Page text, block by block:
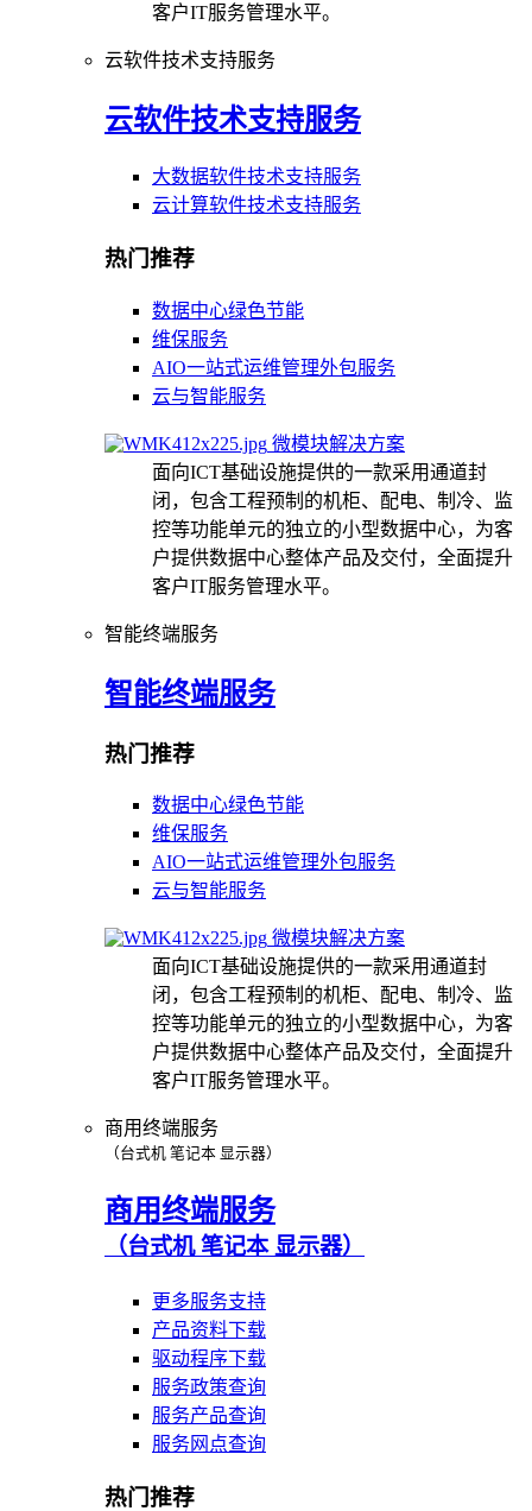
客户IT服务管理水平。
云软件技术支持服务
云软件技术支持服务
大数据软件技术支持服务
云计算软件技术支持服务
热门推荐
数据中心绿色节能
维保服务
AIO一站式运维管理外包服务
云与智能服务
微模块解决方案
面向ICT基础设施提供的一款采用通道封
闭，包含工程预制的机柜、配电、制冷、监
控等功能单元的独立的小型数据中心，为客
户提供数据中心整体产品及交付，全面提升
客户IT服务管理水平。
智能终端服务
智能终端服务
热门推荐
数据中心绿色节能
维保服务
AIO一站式运维管理外包服务
云与智能服务
微模块解决方案
面向ICT基础设施提供的一款采用通道封
闭，包含工程预制的机柜、配电、制冷、监
控等功能单元的独立的小型数据中心，为客
户提供数据中心整体产品及交付，全面提升
客户IT服务管理水平。
商用终端服务
（台式机 笔记本 显示器）
商用终端服务
（台式机 笔记本 显示器）
更多服务支持
产品资料下载
驱动程序下载
服务政策查询
服务产品查询
服务网点查询
热门推荐